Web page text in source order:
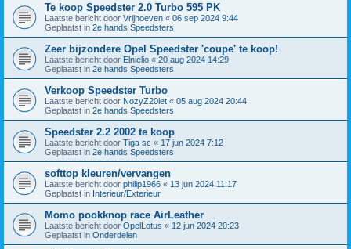
Te koop Speedster 2.0 Turbo 595 PK
Laatste bericht door Vrijhoeven « 06 sep 2024 9:44
Geplaatst in 2e hands Speedsters
Zeer bijzondere Opel Speedster 'coupe' te koop!
Laatste bericht door Elnielio « 20 aug 2024 14:29
Geplaatst in 2e hands Speedsters
Verkoop Speedster Turbo
Laatste bericht door NozyZ20let « 05 aug 2024 20:44
Geplaatst in 2e hands Speedsters
Speedster 2.2 2002 te koop
Laatste bericht door Tiga sc « 17 jun 2024 7:12
Geplaatst in 2e hands Speedsters
softtop kleuren/vervangen
Laatste bericht door philip1966 « 13 jun 2024 11:17
Geplaatst in Interieur/Exterieur
Momo pookknop race AirLeather
Laatste bericht door OpelLotus « 12 jun 2024 20:23
Geplaatst in Onderdelen